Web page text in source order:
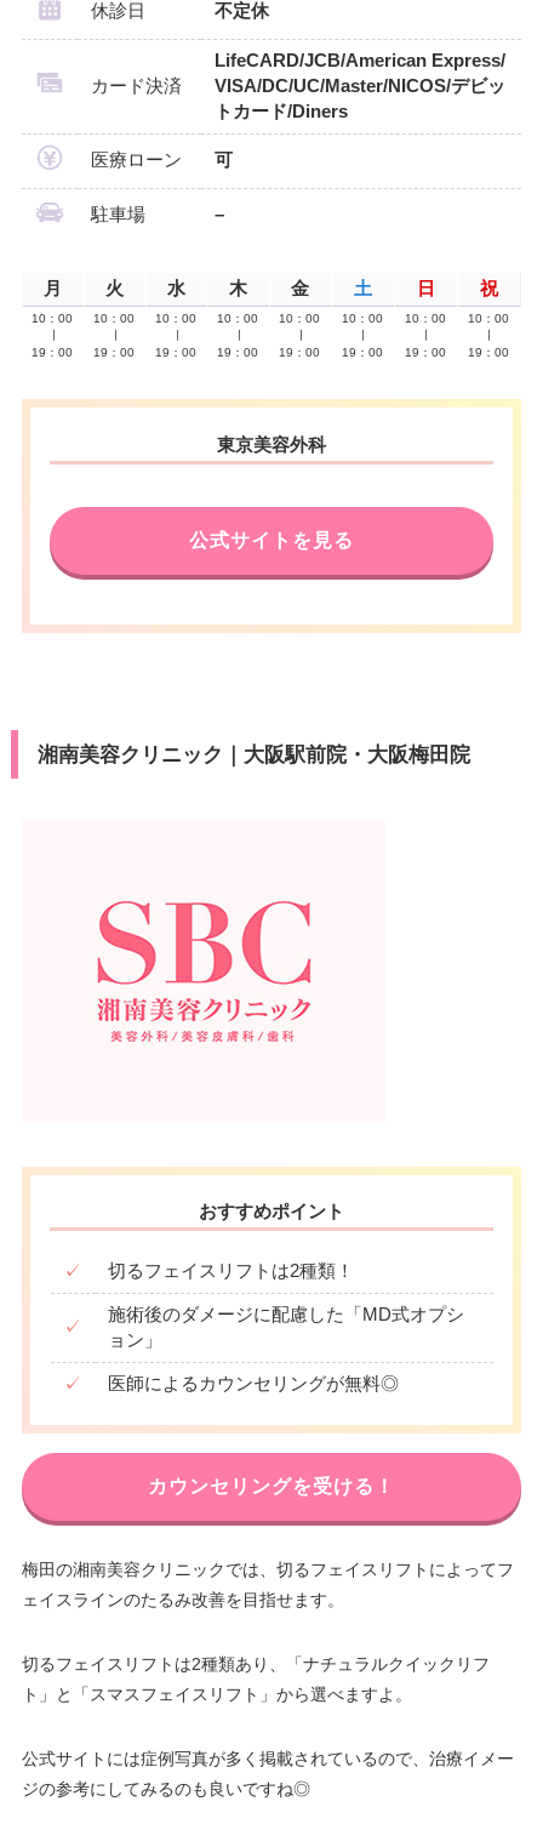
休診日 不定休
カード決済
LifeCARD/JCB/American Express/
VISA/DC/UC/Master/NICOS/デビッ
トカード/Diners
医療ローン 可
駐車場 –
月 火 水 木 金 土 日 祝
10：00
19：00
10：00
19：00
10：00
19：00
10：00
19：00
10：00
19：00
10：00
19：00
10：00
19：00
10：00
19：00
東京美容外科
公式サイトを見る
湘南美容クリニック｜大阪駅前院・大阪梅田院
おすすめポイント
✓ 切るフェイスリフトは2種類！
✓
施術後のダメージに配慮した「MD式オプシ
ョン」
✓ 医師によるカウンセリングが無料◎
カウンセリングを受ける！
梅田の湘南美容クリニックでは、切るフェイスリフトによってフ
ェイスラインのたるみ改善を目指せます。
切るフェイスリフトは2種類あり、「ナチュラルクイックリフ
ト」と「スマスフェイスリフト」から選べますよ。
公式サイトには症例写真が多く掲載されているので、治療イメー
ジの参考にしてみるのも良いですね◎